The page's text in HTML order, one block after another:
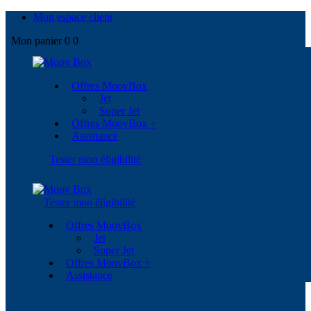
Mon espace client
Mon panier 0 0
Offres MoovBox
Jet
Super Jet
Offres MoovBox +
Assistance
Tester mon éligibilité
Tester mon éligibilité
Offres MoovBox
Jet
Super Jet
Offres MoovBox +
Assistance